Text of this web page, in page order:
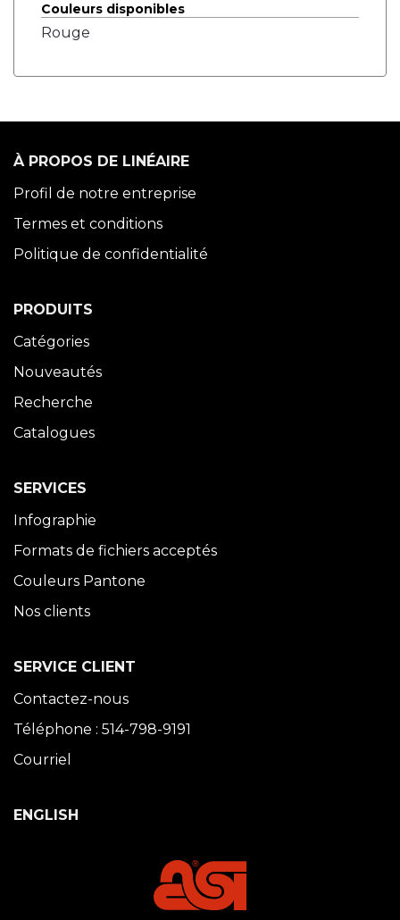
Couleurs disponibles
Rouge
À PROPOS DE LINÉAIRE
Profil de notre entreprise
Termes et conditions
Politique de confidentialité
PRODUITS
Catégories
Nouveautés
Recherche
Catalogues
SERVICES
Infographie
Formats de fichiers acceptés
Couleurs Pantone
Nos clients
SERVICE CLIENT
Contactez-nous
Téléphone : 514-798-9191
Courriel
ENGLISH